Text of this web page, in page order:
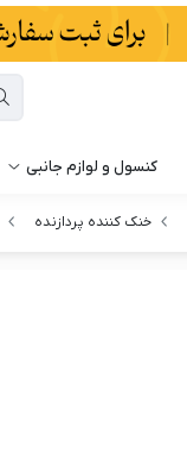
کنسول و لوازم جانبی
خنک کننده پردازنده